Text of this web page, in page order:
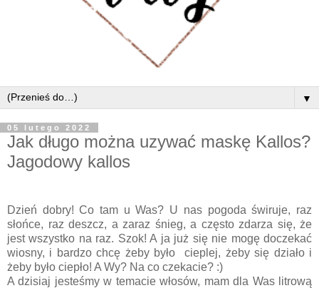
▼
05 lutego 2022
Jak długo można uzywać maskę Kallos?
Jagodowy kallos
Dzień dobry! Co tam u Was? U nas pogoda świruje, raz
słońce, raz deszcz, a zaraz śnieg, a często zdarza się, że
jest wszystko na raz. Szok! A ja już się nie mogę doczekać
wiosny, i bardzo chcę żeby było cieplej, żeby się działo i
żeby było ciepło! A Wy? Na co czekacie? :)
A dzisiaj jesteśmy w temacie włosów, mam dla Was litrową